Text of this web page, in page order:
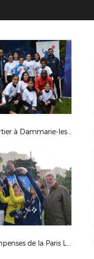
Fais Briller Ton Quartier à Dammarie-les-Lys
La remise des récompenses de la Paris Ladies Cup.